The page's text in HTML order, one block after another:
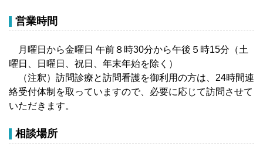
営業時間
月曜日から金曜日 午前８時30分から午後５時15分（土
曜日、日曜日、祝日、年末年始を除く）
（注釈）訪問診療と訪問看護を御利用の方は、24時間連
絡受付体制を取っていますので、必要に応じて訪問させて
いただきます。
相談場所